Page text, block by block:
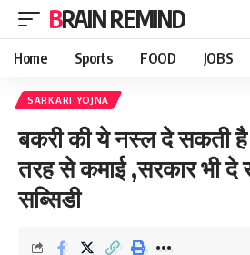
BRAIN REMIND
Home Sports FOOD JOBS
SARKARI YOJNA
बकरी की ये नस्ल दे सकती है
तरह से कमाई ,सरकार भी दे
सब्सिडी